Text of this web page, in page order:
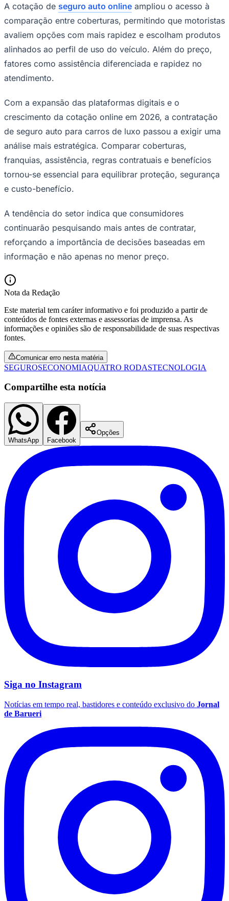
Botafogo
Grêmio
Internacional
Atlético-MG
A cotação de seguro auto online ampliou o acesso à
comparação entre coberturas, permitindo que motoristas
avaliem opções com mais rapidez e escolham produtos
alinhados ao perfil de uso do veículo. Além do preço,
fatores como assistência diferenciada e rapidez no
atendimento.
Com a expansão das plataformas digitais e o
crescimento da cotação online em 2026, a contratação
de seguro auto para carros de luxo passou a exigir uma
análise mais estratégica. Comparar coberturas,
franquias, assistência, regras contratuais e benefícios
tornou-se essencial para equilibrar proteção, segurança
e custo-benefício.
A tendência do setor indica que consumidores
continuarão pesquisando mais antes de contratar,
reforçando a importância de decisões baseadas em
informação e não apenas no menor preço.
Nota da Redação
Este material tem caráter informativo e foi produzido a partir de
conteúdos de fontes externas e assessorias de imprensa. As
informações e opiniões são de responsabilidade de suas respectivas
fontes.
Comunicar erro nesta matéria
SEGUROSECONOMIAQUATRO RODASTECNOLOGIA
Compartilhe esta notícia
WhatsApp Facebook
Opções
Siga no Instagram
Notícias em tempo real, bastidores e conteúdo exclusivo do Jornal
de Barueri